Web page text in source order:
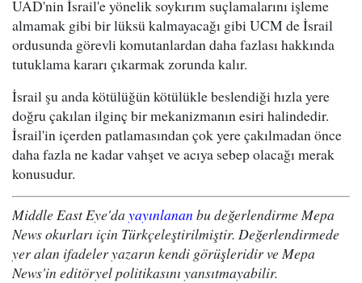
UAD'nin İsrail'e yönelik soykırım suçlamalarını işleme
almamak gibi bir lüksü kalmayacağı gibi UCM de İsrail
ordusunda görevli komutanlardan daha fazlası hakkında
tutuklama kararı çıkarmak zorunda kalır.
İsrail şu anda kötülüğün kötülükle beslendiği hızla yere
doğru çakılan ilginç bir mekanizmanın esiri halindedir.
İsrail'in içerden patlamasından çok yere çakılmadan önce
daha fazla ne kadar vahşet ve acıya sebep olacağı merak
konusudur.
Middle East Eye'da yayınlanan bu değerlendirme Mepa
News okurları için Türkçeleştirilmiştir. Değerlendirmede
yer alan ifadeler yazarın kendi görüşleridir ve Mepa
News'in editöryel politikasını yansıtmayabilir.